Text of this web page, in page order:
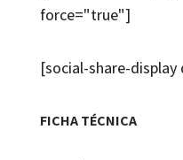
force="true"]
[social-share-
FICHA TÉCNICA